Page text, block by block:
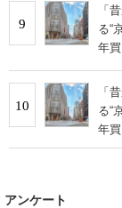
9
「
る“
年買
10
「
る“
年買
アンケート